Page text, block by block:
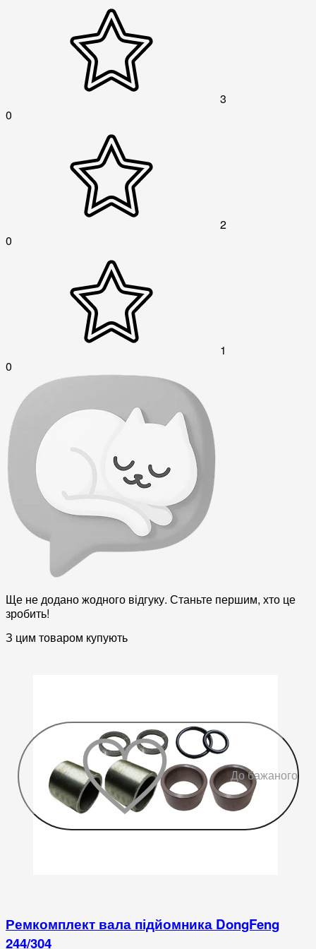
3
0
2
0
1
0
Ще не додано жодного відгуку. Станьте першим, хто це
зробить!
З цим товаром купують
До бажаного
Ремкомплект вала підйомника DongFeng
244/304